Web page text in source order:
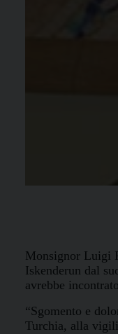
Monsignor Luigi
Iskenderun dal
avrebbe
“Sgomento e
Turchia, alla